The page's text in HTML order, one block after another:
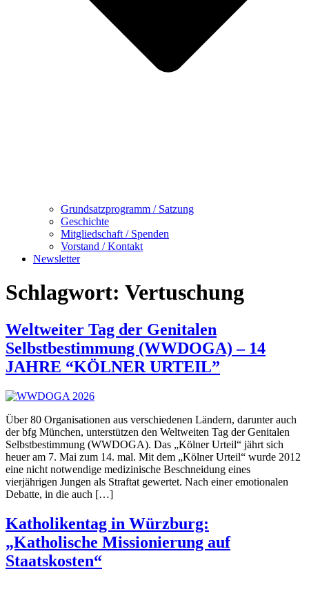
Grundsatzprogramm / Satzung
Geschichte
Mitgliedschaft / Spenden
Vorstand / Kontakt
Newsletter
Schlagwort: Vertuschung
Weltweiter Tag der Genitalen
Selbstbestimmung (WWDOGA) – 14
JAHRE “KÖLNER URTEIL”
Über 80 Organisationen aus verschiedenen Ländern, darunter auch
der bfg München, unterstützen den Weltweiten Tag der Genitalen
Selbstbestimmung (WWDOGA). Das „Kölner Urteil“ jährt sich
heuer am 7. Mai zum 14. mal. Mit dem „Kölner Urteil“ wurde 2012
eine nicht notwendige medizinische Beschneidung eines
vierjährigen Jungen als Straftat gewertet. Nach einer emotionalen
Debatte, in die auch […]
Katholikentag in Würzburg:
„Katholische Missionierung auf
Staatskosten“